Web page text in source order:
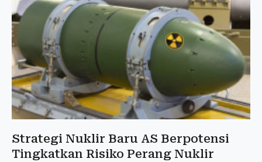
Strategi Nuklir Baru AS Berpotensi
Tingkatkan Risiko Perang Nuklir